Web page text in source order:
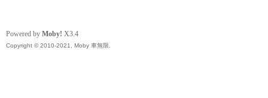
Powered by Moby! X3.4
Copyright © 2010-2021, Moby 車無限.